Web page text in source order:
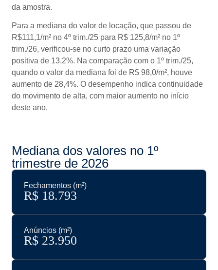
da amostra.
Para a mediana do valor de locação, que passou de
R$111,1/m² no 4º trim./25 para R$ 125,8/m² no 1º
trim./26, verificou-se no curto prazo uma variação
positiva de 13,2%. Na comparação com o 1º trim./25,
quando o valor da mediana foi de R$ 98,0/m², houve
aumento de 28,4%. O desempenho indica continuidade
do movimento de alta, com maior aumento no início
deste ano.
Mediana dos valores no 1º
trimestre de 2026
Fechamentos (m²)
R$ 18.793
Anúncios (m²)
R$ 23.950